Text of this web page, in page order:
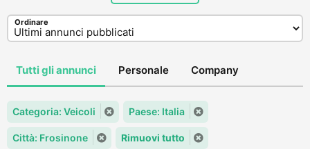
Ordinare
Tutti gli annunci Personale Company
Categoria: Veicoli Paese: Italia
Città: Frosinone Rimuovi tutto